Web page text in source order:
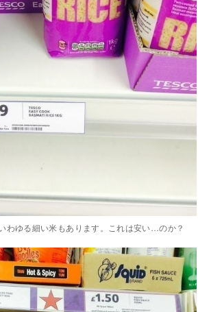
わゆる細い米もあります。これは安い…のか？